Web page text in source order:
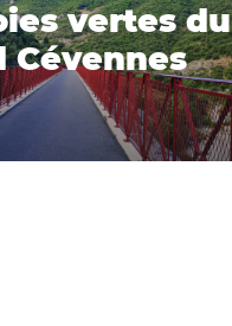
vertes du
Cévennes